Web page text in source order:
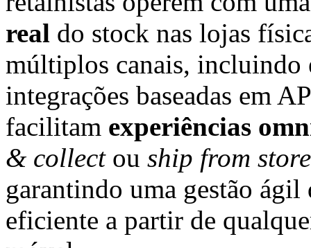
real do stock nas lojas
múltiplos canais, incluindo
integrações baseadas em
facilitam experiências
& collectou ship from store
garantindo uma gestão ágil
eficiente a partir de